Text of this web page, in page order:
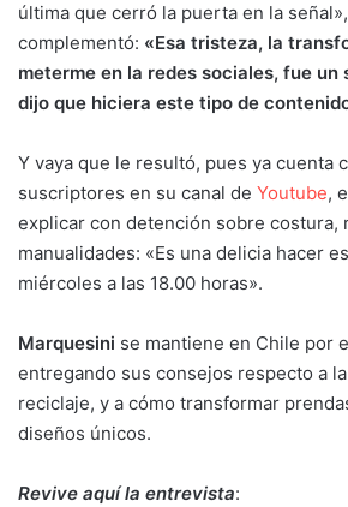
última que cerró la puerta en la
complementó: «Esa tristeza, la
meterme en la redes sociales, fue un
dijo que hiciera este tipo de
Y vaya que le resultó, pues ya cuenta
suscriptores en su canal de Youtube,
explicar con detención sobre costura,
manualidades: «Es una delicia hacer
miércoles a las 18.00 horas».
Marquesini se mantiene en Chile por
entregando sus consejos respecto a
reciclaje, y a cómo transformar
diseños únicos.
Revive aquí la entrevista: